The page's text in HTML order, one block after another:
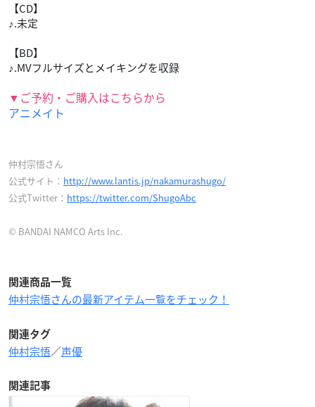
【CD】
♪.未定
【BD】
♪.MVフルサイズとメイキングを収録
▼ご予約・ご購入はこちらから
アニメイト
仲村宗悟さん
公式サイト： http://www.lantis.jp/nakamurashugo/
公式Twitter： https://twitter.com/ShugoAbc
© BANDAI NAMCO Arts Inc.
関連商品一覧
仲村宗悟さんの最新アイテム一覧をチェック！
関連タグ
仲村宗悟／声優
関連記事